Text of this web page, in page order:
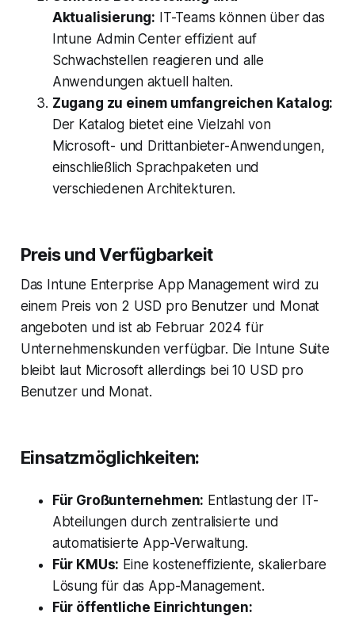
Aktualisierung: IT-Teams können über das
Intune Admin Center effizient auf
Schwachstellen reagieren und alle
Anwendungen aktuell halten.
Zugang zu einem umfangreichen Katalog:
Der Katalog bietet eine Vielzahl von
Microsoft- und Drittanbieter-Anwendungen,
einschließlich Sprachpaketen und
verschiedenen Architekturen.
Preis und Verfügbarkeit
Das Intune Enterprise App Management wird zu
einem Preis von 2 USD pro Benutzer und Monat
angeboten und ist ab Februar 2024 für
Unternehmenskunden verfügbar. Die Intune Suite
bleibt laut Microsoft allerdings bei 10 USD pro
Benutzer und Monat.
Einsatzmöglichkeiten:
Für Großunternehmen: Entlastung der IT-
Abteilungen durch zentralisierte und
automatisierte App-Verwaltung.
Für KMUs: Eine kosteneffiziente, skalierbare
Lösung für das App-Management.
Für öffentliche Einrichtungen: